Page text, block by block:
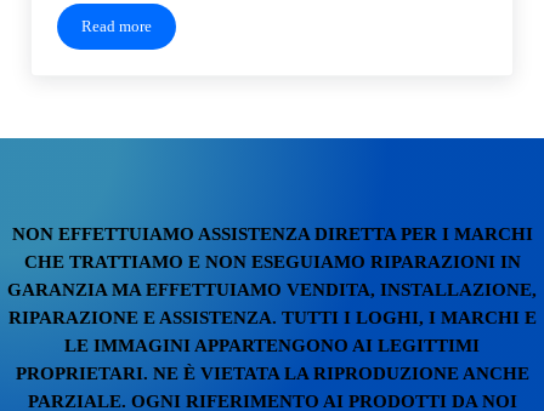
Read moreSanificazioni climatizzatori Daikin Gaggiano
NON EFFETTUIAMO ASSISTENZA DIRETTA PER I MARCHI
CHE TRATTIAMO E NON ESEGUIAMO RIPARAZIONI IN
GARANZIA MA EFFETTUIAMO VENDITA, INSTALLAZIONE,
RIPARAZIONE E ASSISTENZA. TUTTI I LOGHI, I MARCHI E
LE IMMAGINI APPARTENGONO AI LEGITTIMI
PROPRIETARI. NE È VIETATA LA RIPRODUZIONE ANCHE
PARZIALE. OGNI RIFERIMENTO AI PRODOTTI DA NOI